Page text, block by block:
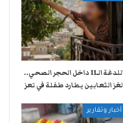
اللدغة الـ11 داخل الحجر الصحي..
لغز الثعابين يطارد طفلة في تعز
أخبار وتقارير